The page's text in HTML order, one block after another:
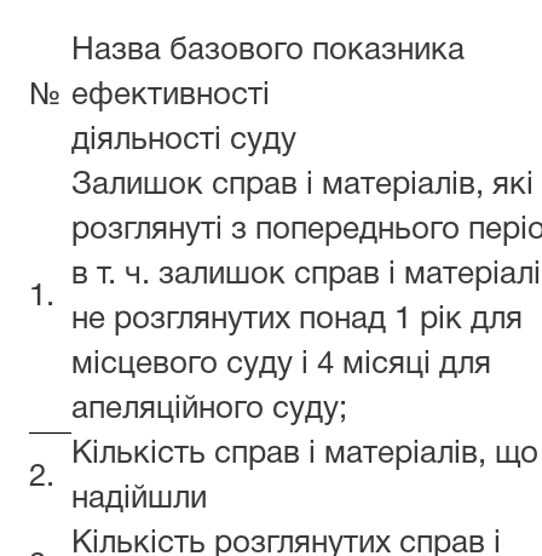
№
Назва базового показника
ефективності
діяльності суду
1.
Залишок справ і матеріалів, які
розглянуті з попереднього
в т. ч. залишок справ і
не розглянутих понад 1 рік для
місцевого суду і 4 місяці для
апеляційного суду;
2.
Кількість справ і матеріалів, що
надійшли
Кількість розглянутих справ і